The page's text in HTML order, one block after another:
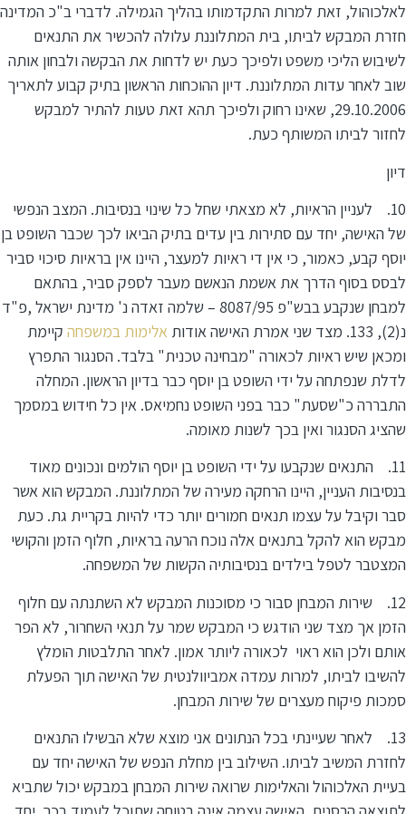
לאלכוהול, זאת למרות התקדמותו בהליך הגמילה. לדברי ב"כ המדינה
חזרת המבקש לביתו, בית המתלוננת עלולה להכשיר את התנאים
לשיבוש הליכי משפט ולפיכך כעת יש לדחות את הבקשה ולבחון אותה
שוב לאחר עדות המתלוננת. דיון ההוכחות הראשון בתיק קבוע לתאריך
29.10.2006, שאינו רחוק ולפיכך תהא זאת טעות להתיר למבקש
לחזור לביתו המשותף כעת.
דיון
10. לעניין הראיות, לא מצאתי שחל כל שינוי בנסיבות. המצב הנפשי
של האישה, יחד עם סתירות בין עדים בתיק הביאו לכך שכבר השופט בן
יוסף קבע, כאמור, כי אין די ראיות למעצר, היינו אין בראיות סיכוי סביר
לבסס בסוף הדרך את אשמת הנאשם מעבר לספק סביר, בהתאם
למבחן שנקבע בבש"פ 8087/95 – שלמה זאדה נ' מדינת ישראל ,פ"ד
נ(2), 133. מצד שני אמרת האישה אודות
אלימות במשפחה קיימת
ומכאן שיש ראיות לכאורה "מבחינה טכנית" בלבד. הסנגור התפרץ
לדלת שנפתחה על ידי השופט בן יוסף כבר בדיון הראשון. המחלה
התבררה כ"שסעת" כבר בפני השופט נחמיאס. אין כל חידוש במסמך
שהציג הסנגור ואין בכך לשנות מאומה.
11. התנאים שנקבעו על ידי השופט בן יוסף הולמים ונכונים מאוד
בנסיבות העניין, היינו הרחקה מעירה של המתלוננת. המבקש הוא אשר
סבר וקיבל על עצמו תנאים חמורים יותר כדי להיות בקריית גת. כעת
מבקש הוא להקל בתנאים אלה נוכח הרעה בראיות, חלוף הזמן והקושי
המצטבר לטפל בילדים בנסיבותיה הקשות של המשפחה.
12. שירות המבחן סבור כי מסוכנות המבקש לא השתנתה עם חלוף
הזמן אך מצד שני הודגש כי המבקש שמר על תנאי השחרור, לא הפר
אותם ולכן הוא ראוי לכאורה ליותר אמון. לאחר התלבטות הומלץ
להשיבו לביתו, למרות עמדה אמביוולנטית של האישה תוך הפעלת
סמכות פיקוח מעצרים של שירות המבחן.
13. לאחר שעיינתי בכל הנתונים אני מוצא שלא הבשילו התנאים
לחזרת המשיב לביתו. השילוב בין מחלת הנפש של האישה יחד עם
בעיית האלכוהול והאלימות שרואה שירות המבחן במבקש יכול שתביא